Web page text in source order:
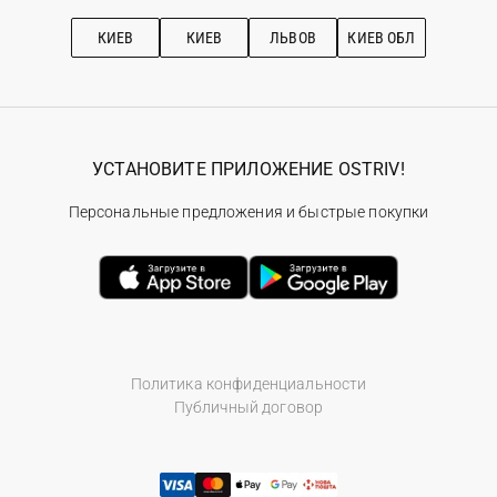
Рекомендации по уходу
КИЕВ КИЕВ ЛЬВОВ КИЕВ ОБЛ
Политика конфиденциальности
Публичный договор
УСТАНОВИТЕ ПРИЛОЖЕНИЕ OSTRIV!
Персональные предложения и быстрые покупки